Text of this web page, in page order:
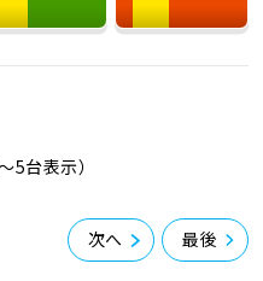
5台表示）
次へ 最後